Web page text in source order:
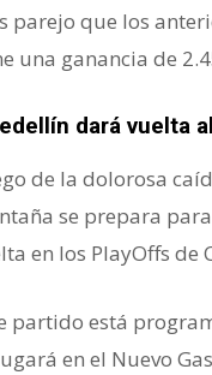
parejo que los
una ganancia de
dará vuelta
de la dolorosa
se prepara
en los PlayOffs de
partido está
en el Nuevo